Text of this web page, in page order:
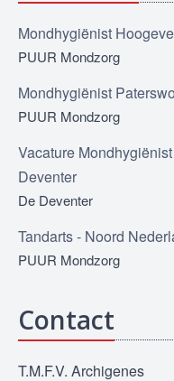
Mondhygiënist
PUUR Mondzorg
Mondhygiënist
PUUR Mondzorg
Vacature
Deventer
De Deventer
Tandarts - Noord
PUUR Mondzorg
Contact
T.M.F.V. Archigenes